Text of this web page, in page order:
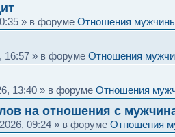
» в форуме Отношения
16:57 » в форуме Отношения
13:40 » в форуме Отношения
на отношения с
09:24 » в форуме Отношения